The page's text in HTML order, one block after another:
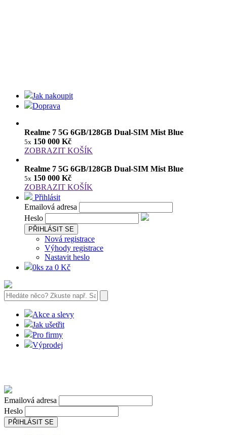
Jak nakoupit
Doprava
Realme 7 5G 6GB/128GB Dual-SIM Mist Blue
5x 150 000 Kč
ZOBRAZIT KOŠÍK
Realme 7 5G 6GB/128GB Dual-SIM Mist Blue
5x 150 000 Kč
ZOBRAZIT KOŠÍK
Přihlásit
Emailová adresa
Heslo
PŘIHLÁSIT SE
Nová registrace
Výhody registrace
Nastavit heslo
0ks za 0 Kč
Akce a slevy
Jak ušetřit
Pro firmy
Výprodej
Emailová adresa
Heslo
PŘIHLÁSIT SE